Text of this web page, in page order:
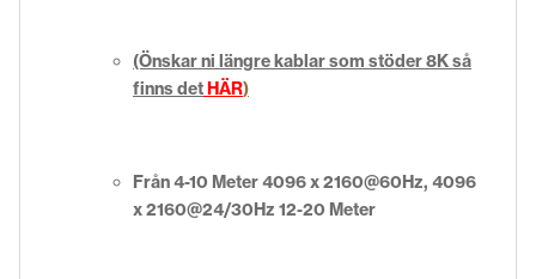
(Önskar ni längre kablar som stöder 8K så
finns detHÄR)
Från 4-10 Meter 4096 x 2160@60Hz, 4096
x 2160@24/30Hz 12-20 Meter